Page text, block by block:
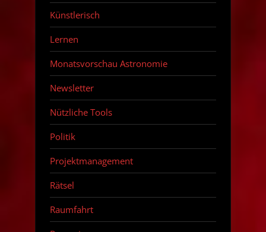
Künstlerisch
Lernen
Monatsvorschau Astronomie
Newsletter
Nützliche Tools
Politik
Projektmanagement
Rätsel
Raumfahrt